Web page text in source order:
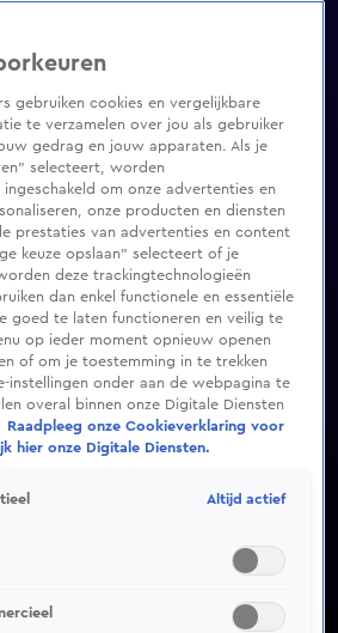
niet gevonden
gebruiken cookies en vergelijkbare
te verzamelen over jou als gebruiker
gedrag en jouw apparaten. Als je
selecteert, worden
om onze advertenties en
onze producten en diensten
prestaties van advertenties en content
keuze opslaan” selecteert of je
deze trackingtechnologieën
dan enkel functionele en essentiële
goed te laten functioneren en veilig te
op ieder moment opnieuw openen
of om je toestemming in te trekken
instellingen onder aan de webpagina te
overal binnen onze Digitale Diensten
Raadpleeg onze Cookieverklaring voor
hier onze Digitale Diensten.
Altijd actief